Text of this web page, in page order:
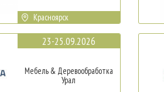
Красноярск
23-25.09.2026
Мебель & Деревообработка
Урал